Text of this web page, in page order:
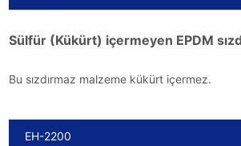
Sülfür (Kükürt) içermeyen EPDM
Bu sızdırmaz malzeme kükürt içermez.
EH-2200